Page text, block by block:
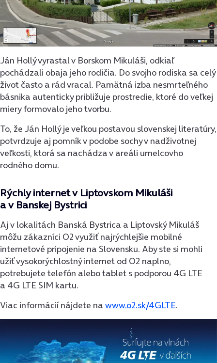
Ján Hollý vyrastal v Borskom Mikuláši, odkiaľ
pochádzali obaja jeho rodičia. Do svojho rodiska sa celý
život často a rád vracal. Pamätná izba nesmrteľného
básnika autenticky približuje prostredie, ktoré do veľkej
miery formovalo jeho tvorbu.
To, že Ján Hollý je veľkou postavou slovenskej literatúry,
potvrdzuje aj pomník v podobe sochy v nadživotnej
veľkosti, ktorá sa nachádza v areáli umelcovho
rodného domu.
Rýchly internet v Liptovskom Mikuláši
a v Banskej Bystrici
Aj v lokalitách Banská Bystrica a Liptovský Mikuláš
môžu zákazníci O2 využiť najrýchlejšie mobilné
internetové pripojenie na Slovensku. Aby ste si mohli
užiť vysokorýchlostný internet od O2 naplno,
potrebujete telefón alebo tablet s podporou 4G LTE
a 4G LTE SIM kartu.
Viac informácií nájdete na www.o2.sk/4GLTE.